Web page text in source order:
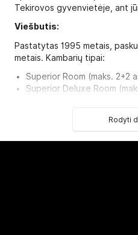
Tekirovos gyvenvietėje, ant
Viešbutis:
Pastatytas 1995 metais,
metais. Kambarių tipai:
Superior Room (maks. 2+2
Superior Deluxe Room
Superior Deluxe Duplex
Rodyti